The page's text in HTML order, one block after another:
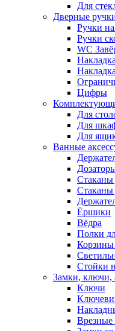
Для
Дверные
Ручки на
Ручки
WC
Цифры
Для
Для
Для
Ванные
Стаканы
Стаканы
Ёршики
Вёдра
Полки
Корзины
Стойки
Замки, ключи,
Ключи
Врезные